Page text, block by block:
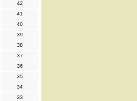
42
41
40
39
38
37
36
35
34
33